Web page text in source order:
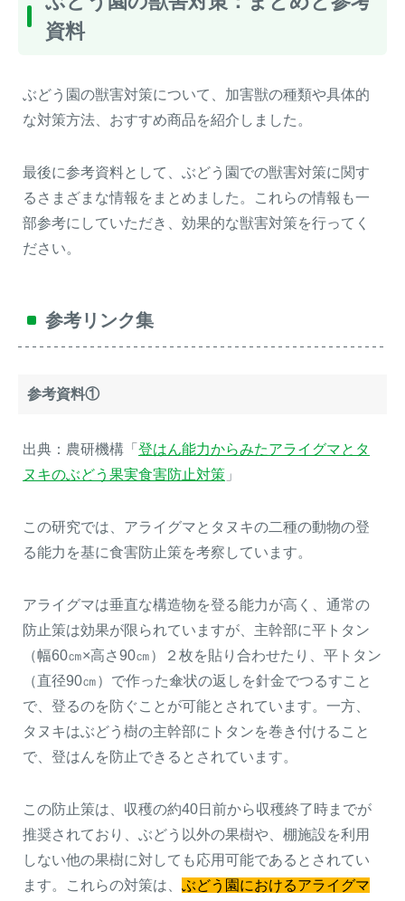
資料
ぶどう園の獣害対策について、加害獣の種類や具体的
な対策方法、おすすめ商品を紹介しました。
最後に参考資料として、ぶどう園での獣害対策に関す
るさまざまな情報をまとめました。これらの情報も一
部参考にしていただき、効果的な獣害対策を行ってく
ださい。
参考リンク集
参考資料①
出典：農研機構「 登はん能力からみたアライグマとタ
ヌキのぶどう果実食害防止対策 」
この研究では、アライグマとタヌキの二種の動物の登
る能力を基に食害防止策を考察しています。
アライグマは垂直な構造物を登る能力が高く、通常の
防止策は効果が限られていますが、主幹部に平トタン
（幅60㎝×高さ90㎝）２枚を貼り合わせたり、平トタン
（直径90㎝）で作った傘状の返しを針金でつるすこと
で、登るのを防ぐことが可能とされています。一方、
タヌキはぶどう樹の主幹部にトタンを巻き付けること
で、登はんを防止できるとされています。
この防止策は、収穫の約40日前から収穫終了時までが
推奨されており、ぶどう以外の果樹や、棚施設を利用
しない他の果樹に対しても応用可能であるとされてい
ます。これらの対策は、 ぶどう園におけるアライグマ